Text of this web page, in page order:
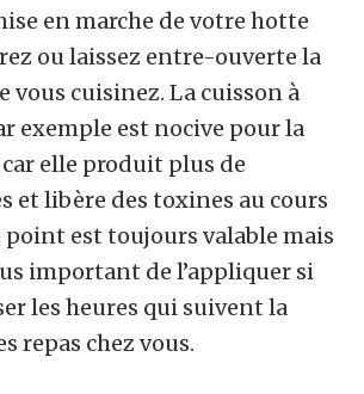
en marche de votre hotte
ou laissez entre-ouverte la
vous cuisinez. La cuisson à
exemple est nocive pour la
elle produit plus de
et libère des toxines au cours
point est toujours valable mais
important de l’appliquer si
les heures qui suivent la
repas chez vous.